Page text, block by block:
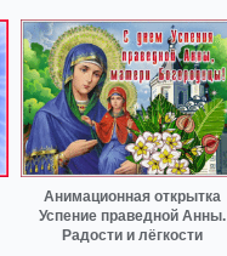
Анимационная открытка
Успение праведной Анны.
Радости и лёгкости